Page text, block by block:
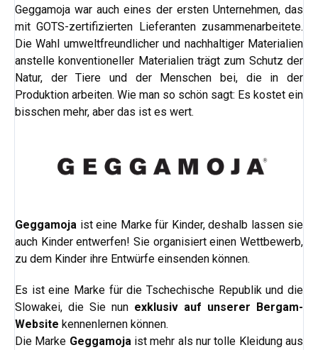
Geggamoja war auch eines der ersten Unternehmen, das
mit GOTS-zertifizierten Lieferanten zusammenarbeitete.
Die Wahl umweltfreundlicher und nachhaltiger Materialien
anstelle konventioneller Materialien trägt zum Schutz der
Natur, der Tiere und der Menschen bei, die in der
Produktion arbeiten. Wie man so schön sagt: Es kostet ein
bisschen mehr, aber das ist es wert.
Geggamoja ist eine Marke für Kinder, deshalb lassen sie
auch Kinder entwerfen! Sie organisiert einen Wettbewerb,
zu dem Kinder ihre Entwürfe einsenden können.
Es ist eine Marke für die Tschechische Republik und die
Slowakei, die Sie nun exklusiv auf unserer Bergam-
Website kennenlernen können.
Die Marke Geggamoja ist mehr als nur tolle Kleidung aus